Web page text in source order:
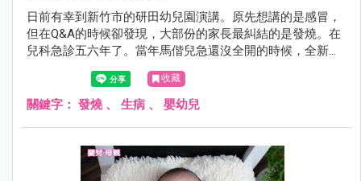
日前有幸到新竹市的研田幼兒園演講。原先想講的是感冒，
但在Q&A的時候卻發現，大部份的家長最糾結的是發燒。在
兒科急診五六年了。當年馬偕兒急還沒全開的時候，全新竹
縣市退不了燒的孩子幾乎全都擠來這裡，我想我還算有資格
在這裡教大家幾招，在面對發燒，爸媽如何處置與辨別方
法。
收藏
關鍵字： 發燒、 生病 、 嬰幼兒